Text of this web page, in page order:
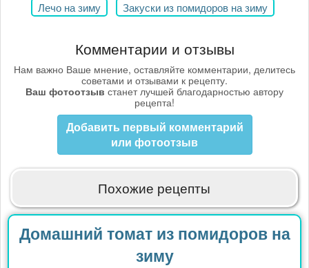
Лечо на зиму Закуски из помидоров на зиму
Комментарии и отзывы
Нам важно Ваше мнение, оставляйте комментарии, делитесь
советами и отзывами к рецепту.
Ваш фотоотзыв станет лучшей благодарностью автору
рецепта!
Добавить первый комментарий
или фотоотзыв
Похожие рецепты
Домашний томат из помидоров на
зиму